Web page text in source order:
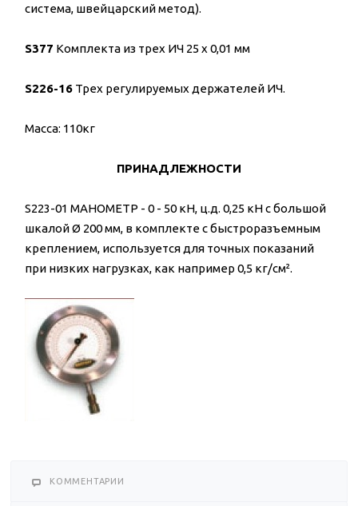
система, швейцарский метод).
S377 Комплекта из трех ИЧ 25 х 0,01 мм
S226-16 Трех регулируемых держателей ИЧ.
Масса: 110кг
ПРИНАДЛЕЖНОСТИ
S223-01 МАНОМЕТР - 0 - 50 кН, ц.д. 0,25 кН с большой
шкалой Ø 200 мм, в комплекте с быстроразъемным
креплением, используется для точных показаний
при низких нагрузках, как например 0,5 кг/см².
КОММЕНТАРИИ